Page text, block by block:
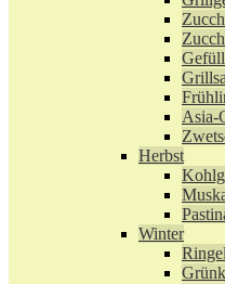
Asia-
Herbst
Winter